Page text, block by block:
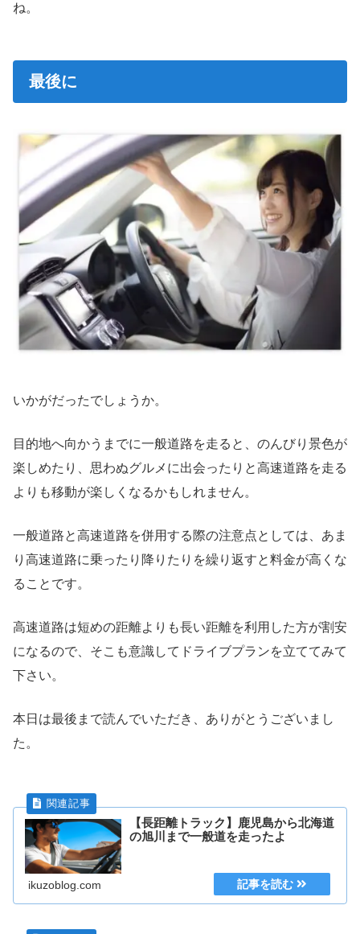
ね。
最後に
いかがだったでしょうか。
目的地へ向かうまでに一般道路を走ると、のんびり景色が
楽しめたり、思わぬグルメに出会ったりと高速道路を走る
よりも移動が楽しくなるかもしれません。
一般道路と高速道路を併用する際の注意点としては、あま
り高速道路に乗ったり降りたりを繰り返すと料金が高くな
ることです。
高速道路は短めの距離よりも長い距離を利用した方が割安
になるので、そこも意識してドライブプランを立ててみて
下さい。
本日は最後まで読んでいただき、ありがとうございまし
た。
【長距離トラック】鹿児島から北海道
の旭川まで一般道を走ったよ
ikuzoblog.com